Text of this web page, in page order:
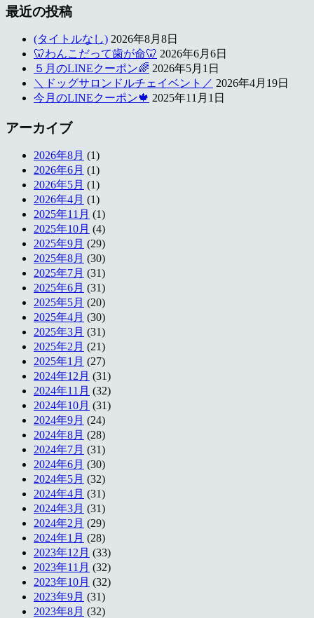
最近の投稿
(タイトルなし) 2026年8月8日
🦷わんこだって歯が命🦷 2026年6月6日
５月のLINEクーポン🌈 2026年5月1日
＼ドッグサロンドルチェイベント／ 2026年4月19日
今月のLINEクーポン🍁 2025年11月1日
アーカイブ
2026年8月 (1)
2026年6月 (1)
2026年5月 (1)
2026年4月 (1)
2025年11月 (1)
2025年10月 (4)
2025年9月 (29)
2025年8月 (30)
2025年7月 (31)
2025年6月 (31)
2025年5月 (20)
2025年4月 (30)
2025年3月 (31)
2025年2月 (21)
2025年1月 (27)
2024年12月 (31)
2024年11月 (32)
2024年10月 (31)
2024年9月 (24)
2024年8月 (28)
2024年7月 (31)
2024年6月 (30)
2024年5月 (32)
2024年4月 (31)
2024年3月 (31)
2024年2月 (29)
2024年1月 (28)
2023年12月 (33)
2023年11月 (32)
2023年10月 (32)
2023年9月 (31)
2023年8月 (32)